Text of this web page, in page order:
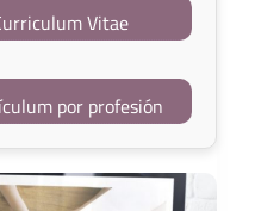
Vitae
por profesión